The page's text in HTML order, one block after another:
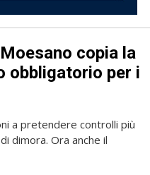
copia la
obbligatorio per i
a pretendere controlli più
dimora. Ora anche il